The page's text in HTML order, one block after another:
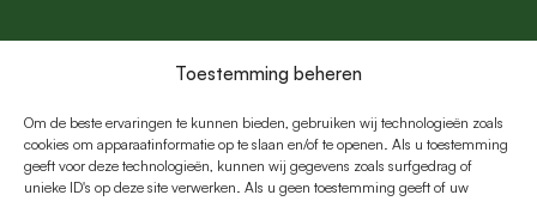
Toestemming beheren
Om de beste ervaringen te kunnen bieden, gebruiken wij technologieën zoals
cookies om apparaatinformatie op te slaan en/of te openen. Als u toestemming
geeft voor deze technologieën, kunnen wij gegevens zoals surfgedrag of
unieke ID's op deze site verwerken. Als u geen toestemming geeft of uw
Abonneer u op onze nieuwsbrief
E-